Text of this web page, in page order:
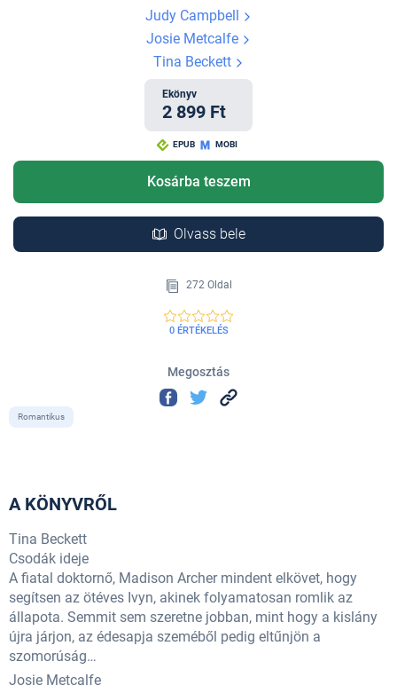
Judy Campbell
Josie Metcalfe
Tina Beckett
Ekönyv
2 899 Ft
EPUB MOBI
Kosárba teszem
Olvass bele
272 Oldal
0 ÉRTÉKELÉS
Megosztás
Romantikus
A KÖNYVRŐL
Tina Beckett
Csodák ideje
A fiatal doktornő, Madison Archer mindent elkövet, hogy
segítsen az ötéves Ivyn, akinek folyamatosan romlik az
állapota. Semmit sem szeretne jobban, mint hogy a kislány
újra járjon, az édesapja szeméből pedig eltűnjön a
szomorúság…
Josie Metcalfe